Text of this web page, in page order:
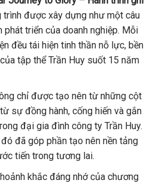
trình được xây dựng như một câu
phát triển của doanh nghiệp. Mỗi
đều tái hiện tinh thần nỗ lực, bền
tập thể Trần Huy suốt 15 năm
chỉ được tạo nên từ những cột
sự đồng hành, cống hiến và gắn
đại gia đình công ty Trần Huy.
đã góp phần tạo nên nền tảng
tiến trong tương lai.
khắc đáng nhớ của chương